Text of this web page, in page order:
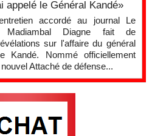
appelé le Général Kandé»
accordé au journal Le
Madiambal Diagne fait de
sur l'affaire du général
Kandé. Nommé officiellement
Attaché de défense...